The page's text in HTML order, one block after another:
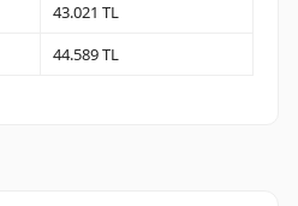
43.021 TL
44.589 TL